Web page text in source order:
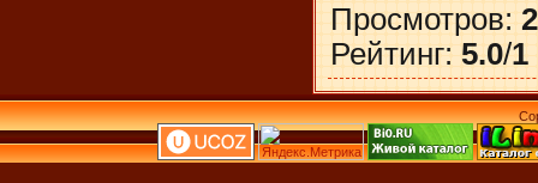
Просмотров:
Рейтинг: 5.0/1